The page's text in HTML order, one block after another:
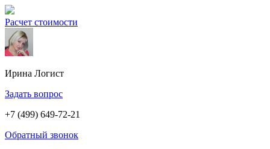
Расчет стоимости
Ирина Логист
Задать вопрос
+7 (499) 649-72-21
Обратный звонок